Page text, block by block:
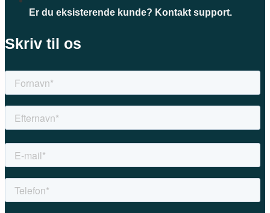
Er du eksisterende kunde? Kontakt support.
Skriv til os